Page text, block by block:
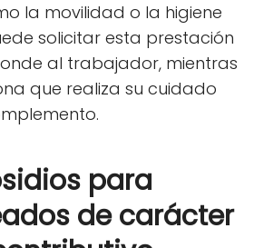
la movilidad o la higiene
solicitar esta prestación
al trabajador, mientras
que realiza su cuidado
para
de carácter